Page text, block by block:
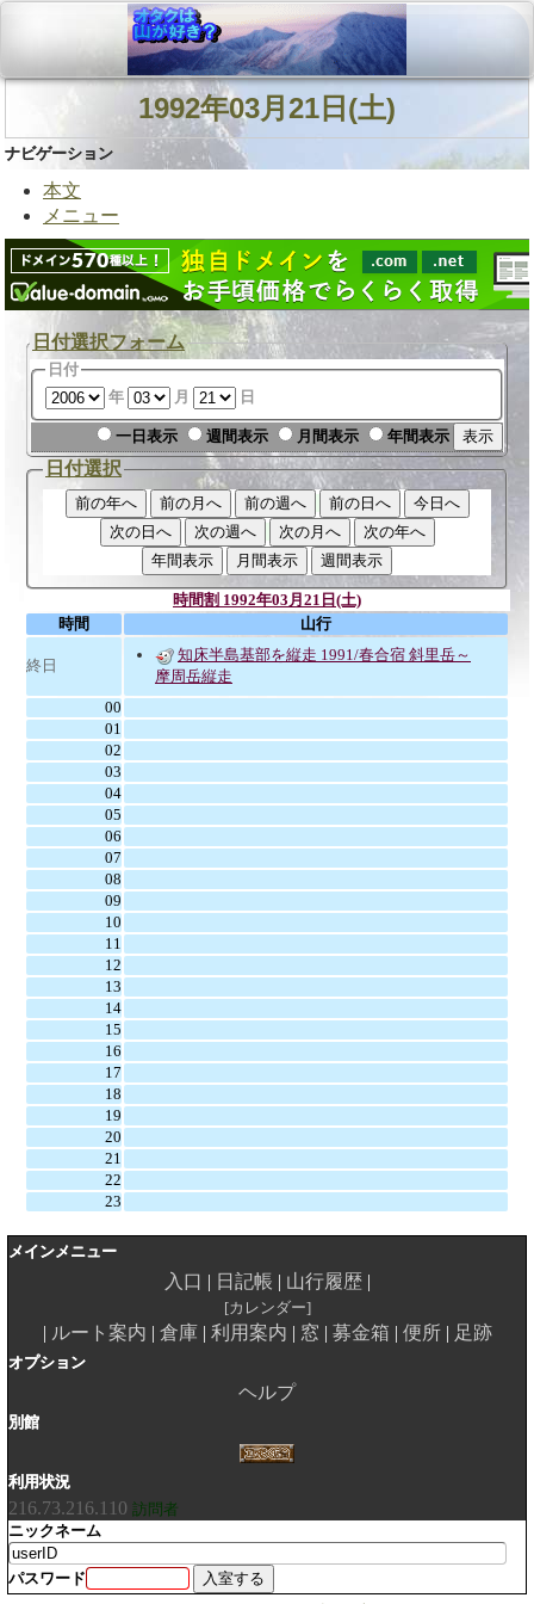
1992年03月21日(土)
ナビゲーション
本文
メニュー
日付選択フォーム
日付
年
月 日
一日表示 週間表示 月間表示 年間表示
日付選択
時間割 1992年03月21日(土)
時間
山行
終日
知床半島基部を縦走 1991/春合宿 斜里岳～
摩周岳縦走
00
01
02
03
04
05
06
07
08
09
10
11
12
13
14
15
16
17
18
19
20
21
22
23
メインメニュー
入口 日記帳 山行履歴
カレンダー
ルート案内 倉庫 利用案内 窓 募金箱 便所 足跡
オプション
ヘルプ
別館
利用状況
216.73.216.110 訪問者
ニックネーム
パスワード